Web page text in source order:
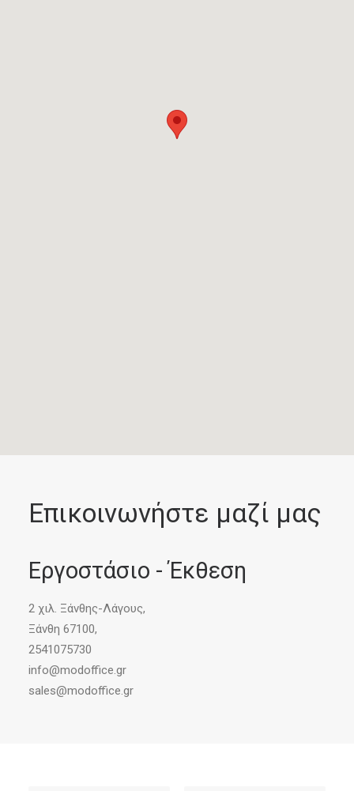
Επικοινωνήστε μαζί μας
Εργοστάσιο - Έκθεση
2 χιλ. Ξάνθης-Λάγους,
Ξάνθη 67100,
2541075730
info@modoffice.gr
sales@modoffice.gr